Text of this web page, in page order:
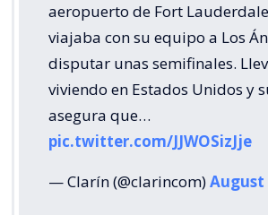
aeropuerto de Fort
viajaba con su equipo a Los
disputar unas semifinales.
viviendo en Estados Unidos y
asegura que…
pic.twitter.com/JJWOSizJje
— Clarín (@clarincom)August